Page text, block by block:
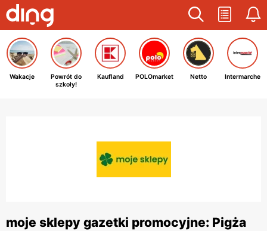
Wakacje
Powrót do
szkoły!
Kaufland POLOmarket Netto Intermarche
moje sklepy gazetki promocyjne: Pigża